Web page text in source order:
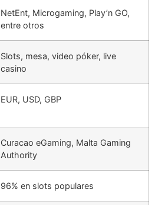
NetEnt, Microgaming, Play’n GO,
entre otros
Slots, mesa, video póker, live
casino
EUR, USD, GBP
Curacao eGaming, Malta Gaming
Authority
96% en slots populares